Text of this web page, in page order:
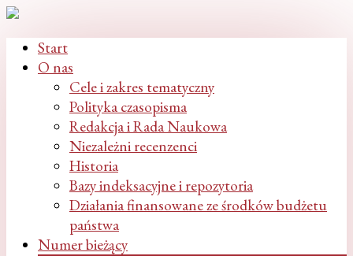
Start
O nas
Cele i zakres tematyczny
Polityka czasopisma
Redakcja i Rada Naukowa
Niezależni recenzenci
Historia
Bazy indeksacyjne i repozytoria
Działania finansowane ze środków budżetu
państwa
Numer bieżący